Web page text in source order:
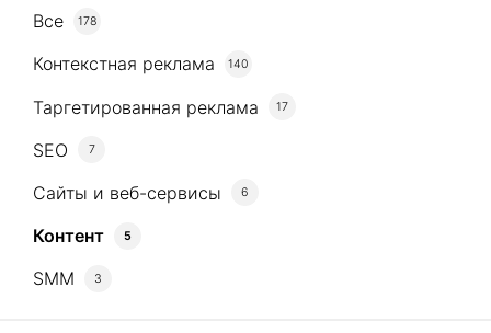
Все 178
Контекстная реклама 140
Таргетированная реклама 17
SEO 7
Сайты и веб-сервисы 6
Контент 5
SMM 3